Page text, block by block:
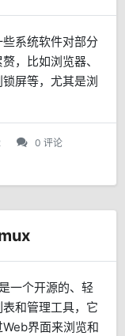
系统软件对部分
，比如浏览器、
屏等，尤其是浏
愁，又或者是自
，部分软件不让
0 评论
一个开源的、轻
和管理工具，它
界面来浏览和